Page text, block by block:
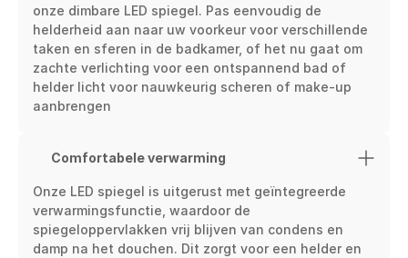
onze dimbare LED spiegel. Pas eenvoudig de
helderheid aan naar uw voorkeur voor verschillende
taken en sferen in de badkamer, of het nu gaat om
zachte verlichting voor een ontspannend bad of
helder licht voor nauwkeurig scheren of make-up
aanbrengen
Comfortabele verwarming
Onze LED spiegel is uitgerust met geïntegreerde
verwarmingsfunctie, waardoor de
spiegeloppervlakken vrij blijven van condens en
damp na het douchen. Dit zorgt voor een helder en